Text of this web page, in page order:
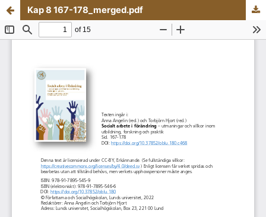
Kap 8 167-178_merged.pdf